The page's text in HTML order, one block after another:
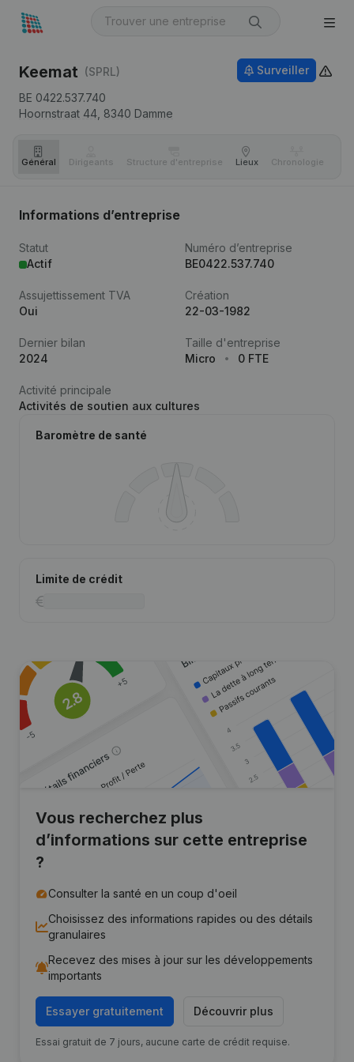
Keemat (SPRL)
BE 0422.537.740
Hoornstraat 44, 8340 Damme
Surveiller
Général Dirigeants Structure d'entreprise Lieux Chronologie
Informations d’entreprise
Statut
Actif
Numéro d’entreprise
BE0422.537.740
Assujettissement TVA
Oui
Création
22-03-1982
Dernier bilan
2024
Taille d'entreprise
Micro
0 FTE
Activité principale
Activités de soutien aux cultures
Baromètre de santé
Limite de crédit
Vous recherchez plus
d’informations sur cette entreprise
?
Consulter la santé en un coup d'oeil
Choisissez des informations rapides ou des détails
granulaires
Recevez des mises à jour sur les développements
importants
Essayer gratuitement Découvrir plus
Essai gratuit de 7 jours, aucune carte de crédit requise.